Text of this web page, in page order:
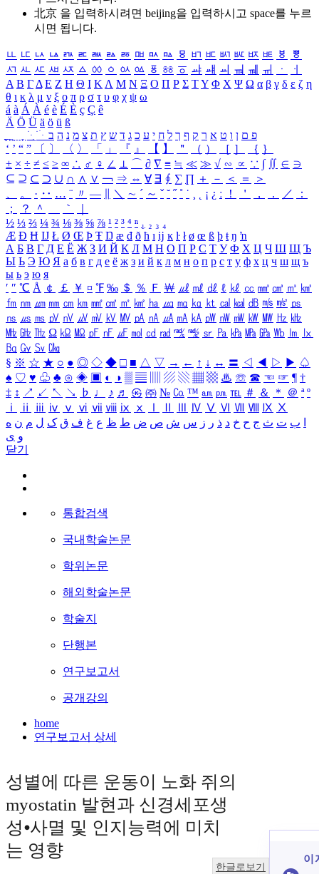
北京 을 입력하시려면 beijing을 입력하시고 space를 누르
시면 됩니다.
ㅥ ㅦ ㅧ ㅨ ㅩ ㅪ ㅫ ㅬ ㅭ ㅮ ㅯ ㅰ ㅱ ㅲ ㅳ ㅴ ㅵ ㅶ ㅷ ㅸ
ㅹ
ㅺ ㅻ ㅼ ㅽ ㅾ ㅿ ㆀ ㆁ ㆂ ㆃ ㆄ ㆅ ㆆ ㆇ ㆈ ㆉ ㆊ ㆋ ㆌ ㆍ
ㆎ
Α Β ΓΔ Ε Ζ Η Θ Ι ΚΛ Μ Ν Ξ Ο Π Ρ Σ ΤΥ Φ Χ Ψ Ω α β γ δ ε ζ η
θ ι κ λ μ ν ξ ο π ρ σ τ υ φ χ ψ ω
á à Á À é è É È ç Ç ê
Ä Ö Ü ä ö ü ß
ִֶֹ ֻּ ׁׂ פ ם ן ו ט א ר ק ף ך ל ח י ע כ ג ד ש ץ ת צ מ נ ה ב
‘ ’ “ ” 〔 〕 〈 〉 「 」 『 』 【 】 ＂ （ ） ［ ］ ｛ ｝
± × ÷ ≠ ≤ ≥ ∞ ∴ ♂ ♀ ∠ ⊥ ⌒ ∂ ∇ ≡ ≒ ≪ ≫ √ ∽ ∝ ∵ ∫ ∬ ∈ ∋
⊆ ⊇ ⊂ ⊃ ∪ ∩ ∧ ∨ ￢ ⇒ ⇔ ∀ ∃ ∮ ∑ ∏ ＋ － ＜ ＝
＞
、
。 · ‥ … ¨ 〃 ― ＼ ∼ ´ ～ ˇ ˘ ˝ ˚ ˙ ¸ ¡ ¿ ː ！ ＇ ， ． ／
：
；
？ ＾ ｀
½ ⅓ ⅔ ¼ ¾ ⅛ ⅜ ⅝ ⅞ ¹ ² ³ ⁴ ⁿ ₁ ₂ ₃ ₄
Æ Ð Ħ Ĳ Ł Ø Œ Þ Ŧ Ŋ æ đ ð ħ ı ĳ ĸ ŀ ł ø œ ß þ ŧ ŋ ŉ
А Б В Г Д Е Ё Ж З И Й К Л М Н О П Р С Т У Ф Х Ц Ч Ш Щ Ъ
Ы Ь Э Ю Я а б в г д е ё ж з и й к л м н о п р с т у ф х ц ч ш щ ъ
ы ь э ю я
′ ″ ℃ Å ￠ ￡ ￥ ¤ ℉ ‰ ＄ ％ Ｆ ￦ ㎕ ㎖ ㎗ ℓ ㎘ ㏄ ㎣ ㎤ ㎥ ㎦
㎙ ㎚ ㎛ ㎜ ㎝ ㎞ ㎟ ㎠ ㎡ ㎢ ㏊ ㎍ ㎎ ㎏ ㏏ ㎈ ㎉ ㏈ ㎧ ㎨ ㎰
㎱ ㎲ ㎳ ㎴ ㎵ ㎶ ㎷ ㎸ ㎹ ㎀ ㎁ ㎂ ㎃ ㎄ ㎺ ㎻ ㎽ ㎾ ㎿ ㎐ ㎑
㎒ ㎓ ㎔ Ω ㏀ ㏁ ㎊ ㎋ ㎌ ㏖ ㏅ ㎭ ㎮ ㎯ ㏛ ㎩ ㎪ ㎫ ㎬ ㏝ ㏐
㏓
㏃ ㏉ ㏜ ㏆
§ ※ ☆ ★ ○ ● ◎ ◇ ◆ □ ■ △ ▽ → ← ↑ ↓ ↔ 〓 ◁ ◀ ▷ ▶ ♤
♠ ♡ ♥ ♧ ♣ ⊙ ◈ ▣ ◐ ◑ ▒ ▤ ▨ ▧ ▦ ▩ ♨ ☏ ☎ ☜ ☞ ¶ †
‡ ↕ ↗ ↙ ↖ ↘ ♭ ♩ ♪ ♬ ㉿ ㈜ № ㏇ ™ ㏂ ㏘ ℡ ＃ ＆ ＊ ＠ ª º
ⅰ
ⅱ ⅲ ⅳ ⅴ ⅵ ⅶ ⅷ ⅸ ⅹ Ⅳ Ⅴ Ⅵ Ⅶ Ⅷ Ⅸ Ⅹ
ب ت ث ج ح خ د ذ ر ز س ش ص ض ط ظ ع غ ف ق ک ل م ن ه
و ی
닫기
통합검색
국내학술논문
학위논문
해외학술논문
학술지
단행본
연구보고서
공개강의
home
연구보고서 상세
성별에 따른 운동이 노화 쥐의
myostatin 발현과 신경세포생
성⦁사멸 및 인지능력에 미치
는 영향
한글로보기
이